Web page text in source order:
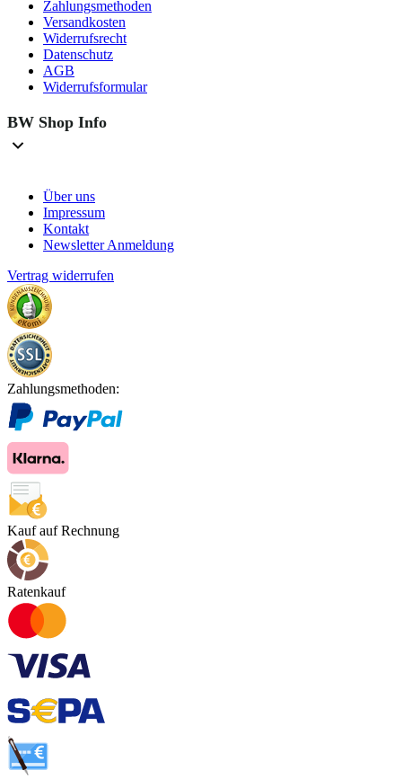
Zahlungsmethoden
Versandkosten
Widerrufsrecht
Datenschutz
AGB
Widerrufsformular
BW Shop Info
Über uns
Impressum
Kontakt
Newsletter Anmeldung
Vertrag widerrufen
Zahlungsmethoden:
Kauf auf Rechnung
Ratenkauf